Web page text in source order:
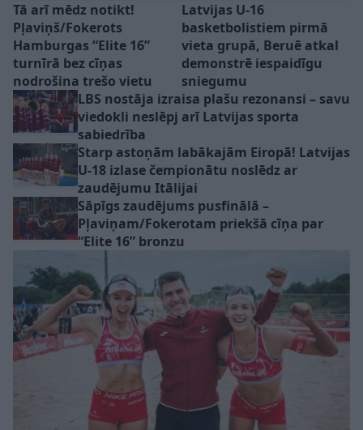
Tā arī mēdz notikt!
Pļaviņš/Fokerots
Hamburgas “Elite 16”
turnīrā bez cīņas
nodrošina trešo vietu
Latvijas U-16
basketbolistiem pirmā
vieta grupā, Beruē atkal
demonstrē iespaidīgu
sniegumu
LBS nostāja izraisa plašu rezonansi – savu
viedokli neslēpj arī Latvijas sporta
sabiedrība
Starp astoņām labākajām Eiropā! Latvijas
U-18 izlase čempionātu noslēdz ar
zaudējumu Itālijai
Sāpīgs zaudējums pusfinālā –
Pļaviņam/Fokerotam priekšā cīņa par
“Elite 16” bronzu